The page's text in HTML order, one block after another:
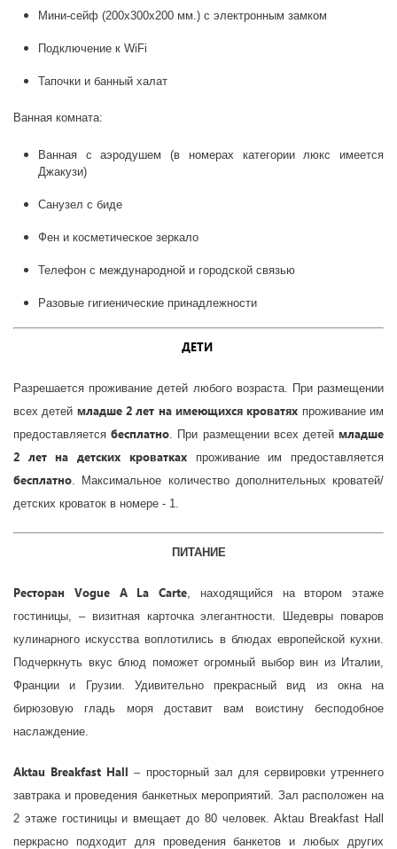
Мини-сейф (200х300х200 мм.) с электронным замком
Подключение к WiFi
Тапочки и банный халат
Ванная комната:
Ванная с аэродушем (в номерах категории люкс имеется
Джакузи)
Санузел с биде
Фен и косметическое зеркало
Телефон с международной и городской связью
Разовые гигиенические принадлежности
ДЕТИ
Разрешается проживание детей любого возраста. При размещении
всех детей младше 2 лет на имеющихся кроватях проживание им
предоставляетсябесплатно. При размещении всех детеймладше
2 лет на детских кроваткахпроживание им предоставляется
бесплатно. Максимальное количество дополнительных кроватей/
детских кроваток в номере - 1.
ПИТАНИЕ
Ресторан Vogue A La Carte, находящийся на втором этаже
гостиницы, – визитная карточка элегантности. Шедевры поваров
кулинарного искусства воплотились в блюдах европейской кухни.
Подчеркнуть вкус блюд поможет огромный выбор вин из Италии,
Франции и Грузии. Удивительно прекрасный вид из окна на
бирюзовую гладь моря доставит вам воистину бесподобное
наслаждение.
Aktau Breakfast Hall – просторный зал для сервировки утреннего
завтрака и проведения банкетных мероприятий. Зал расположен на
2 этаже гостиницы и вмещает до 80 человек. Aktau Breakfast Hall
перкрасно подходит для проведения банкетов и любых других